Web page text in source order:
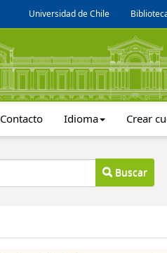
Universidad de Chile
Contacto Idioma Crear
Buscar